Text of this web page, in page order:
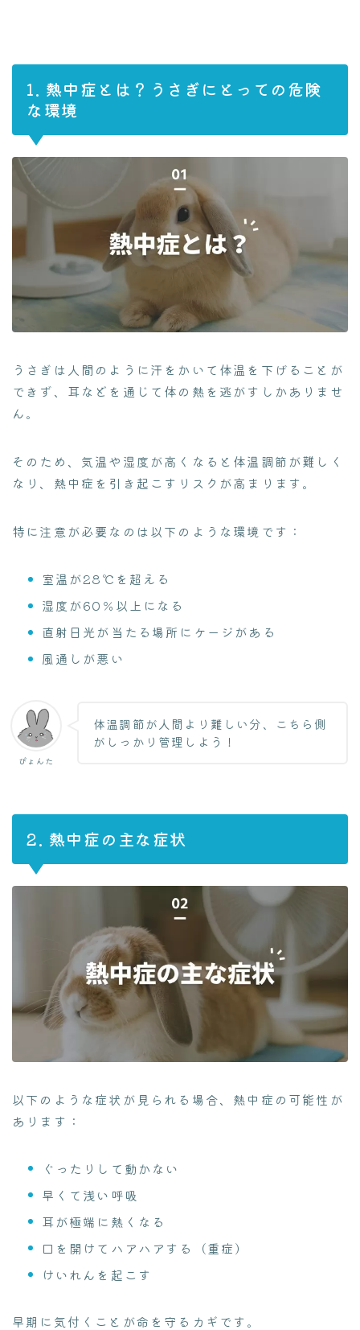
1. 熱中症とは？うさぎにとっての危険
な環境
うさぎは人間のように汗をかいて体温を下げることが
できず、耳などを通じて体の熱を逃がすしかありませ
ん。
そのため、気温や湿度が高くなると体温調節が難しく
なり、熱中症を引き起こすリスクが高まります。
特に注意が必要なのは以下のような環境です：
室温が28℃を超える
湿度が60％以上になる
直射日光が当たる場所にケージがある
風通しが悪い
ぴょんた
体温調節が人間より難しい分、こちら側
がしっかり管理しよう！
2. 熱中症の主な症状
以下のような症状が見られる場合、熱中症の可能性が
あります：
ぐったりして動かない
早くて浅い呼吸
耳が極端に熱くなる
口を開けてハアハアする（重症）
けいれんを起こす
早期に気付くことが命を守るカギです。